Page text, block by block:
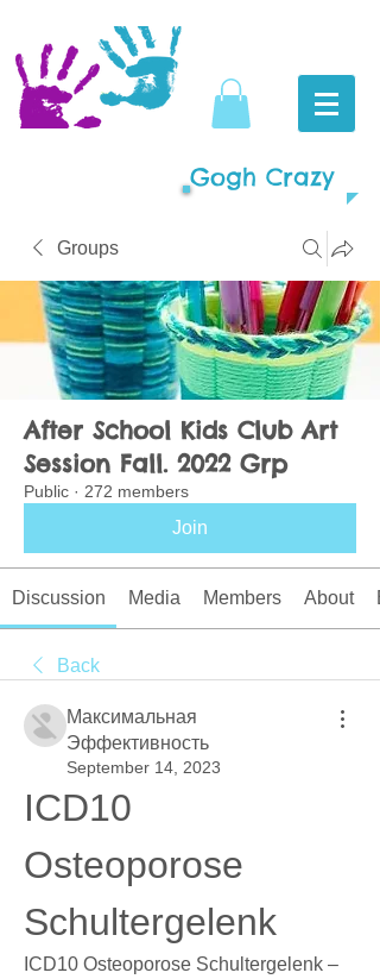
Gogh Crazy
Groups
After School Kids Club Art
Session Fall. 2022 Grp
Public · 272 members
Join
Discussion Media Members About
Back
Максимальная
Эффективность
September 14, 2023
ICD10
Osteoporose
Schultergelenk
ICD10 Osteoporose Schultergelenk –